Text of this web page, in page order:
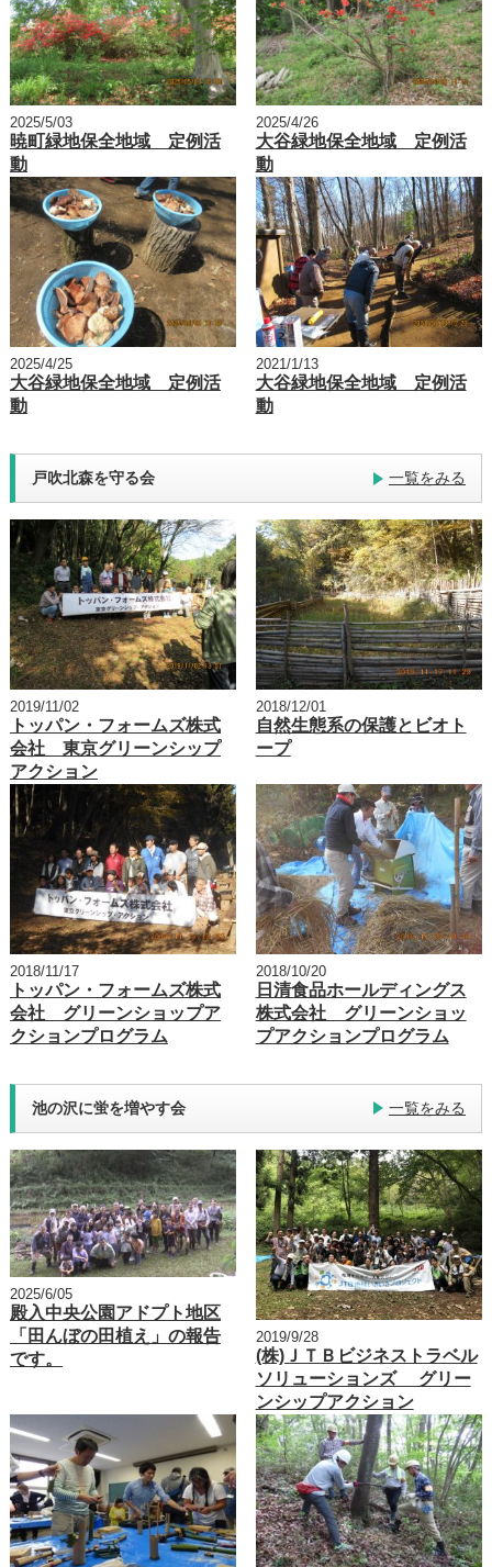
2025/5/03
暁町緑地保全地域 定例活
動
2025/4/26
大谷緑地保全地域 定例活
動
2025/4/25
大谷緑地保全地域 定例活
動
2021/1/13
大谷緑地保全地域 定例活
動
戸吹北森を守る会 一覧をみる
2019/11/02
トッパン・フォームズ株式
会社 東京グリーンシップ
アクション
2018/12/01
自然生態系の保護とビオト
ープ
2018/11/17
トッパン・フォームズ株式
会社 グリーンショップア
クションプログラム
2018/10/20
日清食品ホールディングス
株式会社 グリーンショッ
プアクションプログラム
池の沢に蛍を増やす会 一覧をみる
2025/6/05
殿入中央公園アドプト地区
「田んぼの田植え」の報告
です。
2019/9/28
(株)ＪＴＢビジネストラベル
ソリューションズ グリー
ンシップアクション